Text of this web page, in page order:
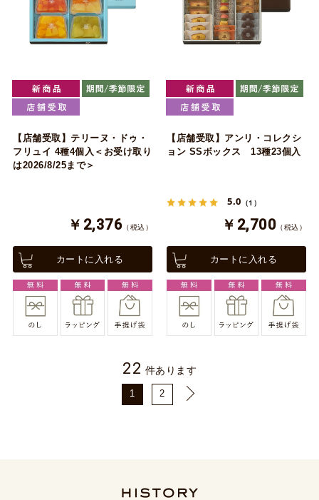
【店舗受取】テリーヌ・ドゥ・
フリュイ 4種4個入＜お受け取り
は2026/8/25まで＞
￥2,376 （税込）
カートに入れる
【店舗受取】アンリ・コレクシ
ョン SSボックス 13種23個入
5.0 （1）
￥2,700 （税込）
カートに入れる
22 件あります
1 2